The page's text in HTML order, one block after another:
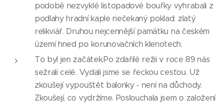
podobě nezvyklé listopadové bouřky vyhrabali z
podlahy hradní kaple nečekaný poklad: zlatý
relikviář. Druhou nejcennější památku na českém
území hned po korunovačních klenotech.
To byl jen začátek.Po zdařilé režii v roce 89 nás
sežrali celé. Vydali jsme se řeckou cestou. Už
zkoušejí vypouštět balonky - není na důchody.
Zkoušejí, co vydržíme. Poslouchala jsem o založení